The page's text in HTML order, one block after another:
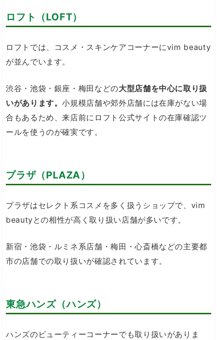
ロフト（LOFT）
ロフトでは、コスメ・スキンケアコーナーにvim beauty
が並んでいます。
渋谷・池袋・銀座・梅田などの大型店舗を中心に取り扱
いがあります。小規模店舗や郊外店舗には在庫がない場
合もあるため、来店前にロフト公式サイトの在庫確認ツ
ールを使うのが確実です。
プラザ（PLAZA）
プラザはセレクト系コスメを多く扱うショップで、vim
beautyとの相性が高く取り扱い店舗が多いです。
新宿・池袋・ルミネ系店舗・梅田・心斎橋などの主要都
市の店舗での取り扱いが確認されています。
東急ハンズ（ハンズ）
ハンズのビューティーコーナーでも取り扱いがありま